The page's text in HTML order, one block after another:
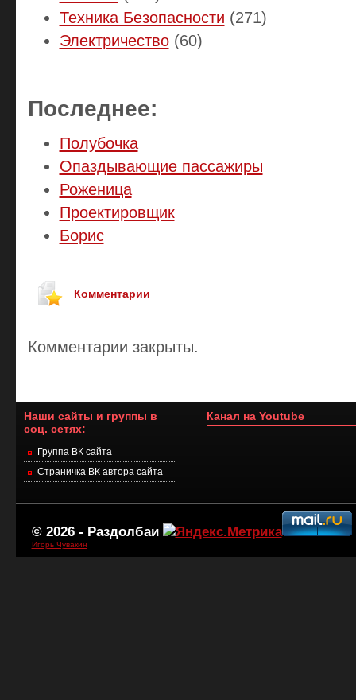
Техника Безопасности (271)
Электричество(60)
Последнее:
Полубочка
Опаздывающие пассажиры
Роженица
Проектировщик
Борис
Комментарии
Комментарии закрыты.
Наши сайты и группы в
соц. сетях:
Группа ВК сайта
Страничка ВК автора сайта
Канал на Youtube
© 2026 - Раздолбаи
Игорь Чувакин